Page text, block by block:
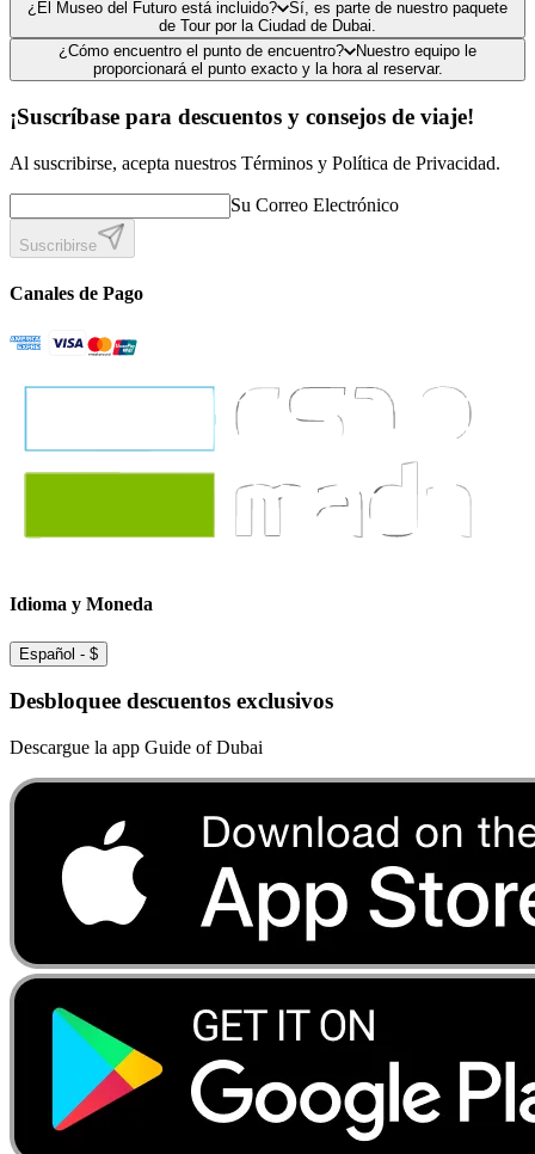
¿El Museo del Futuro está incluido?
Sí, es parte de nuestro paquete
de Tour por la Ciudad de Dubai.
¿Cómo encuentro el punto de encuentro?
Nuestro equipo le
proporcionará el punto exacto y la hora al reservar.
¡Suscríbase para descuentos y consejos de viaje!
Al suscribirse, acepta nuestros Términos y Política de Privacidad.
Su Correo Electrónico
Suscribirse
Canales de Pago
Idioma y Moneda
Español - $
Desbloquee descuentos exclusivos
Descargue la app Guide of Dubai